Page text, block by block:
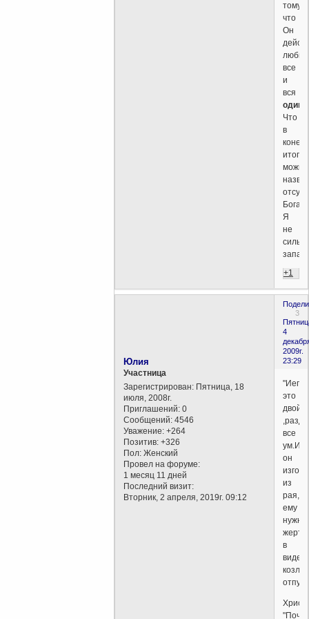
тому,
что
Он
любит
все
и
вся
Что
в
итоге
можно
Бога.
Я
не
+1
3
4
2009г.
23:29
Юлия
Участница
Зарегистрирован: Пятница, 18
июля, 2008г.
Приглашений: 0
Сообщений: 4546
Уважение: +264
Позитив: +326
Пол: Женский
Провел на форуме:
1 месяц 11 дней
Последний визит:
Вторник, 2 апреля, 2019г. 09:12
это
все
он
из
ему
нужны
в
виде
козлов